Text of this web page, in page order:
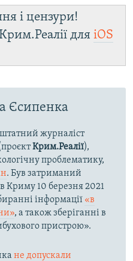
і цензури!
для iOS
Єсипенка
журналіст
Крим.Реалії),
проблематику,
. Був затриманий
Криму 10 березня 2021
інформації «в
, а також зберіганні в
пристрою».
не допускали